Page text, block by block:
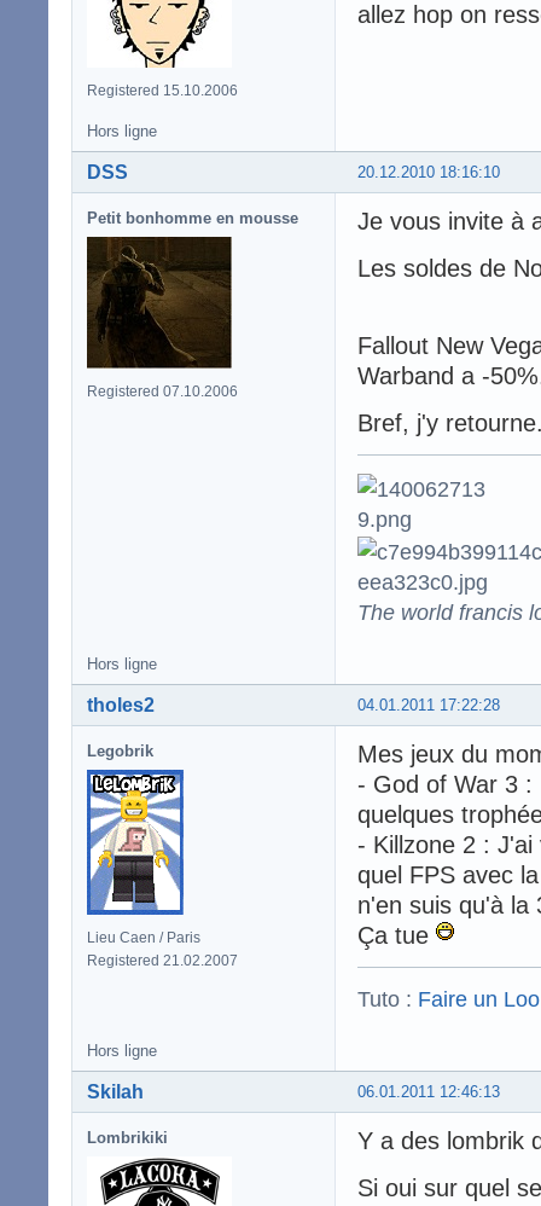
Registered 15.10.2006
allez hop on
Hors ligne
20.12.2010 18:16:10
DSS
Petit bonhomme en mousse
Registered 07.10.2006
Je vous invite à
Les soldes de
Fallout New
Warband a -
Bref, j'y
The world francis
Hors ligne
04.01.2011 17:22:28
tholes2
Legobrik
Lieu Caen / Paris
Registered 21.02.2007
Mes jeux du
- God of War 3 :
quelques
- Killzone 2 :
quel FPS avec
n'en suis qu'à la
Ça tue
Tuto : Faire un
Hors ligne
06.01.2011 12:46:13
Skilah
Lombrikiki
Y a des lombrik
Si oui sur quel